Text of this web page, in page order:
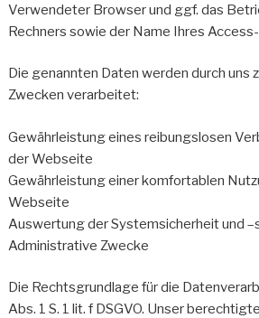
Verwendeter Browser und ggf. das
Rechners sowie der Name Ihres
Die genannten Daten werden durch uns
Zwecken verarbeitet:
Gewährleistung eines reibungslosen
der Webseite
Gewährleistung einer komfortablen
Webseite
Auswertung der Systemsicherheit und
Administrative Zwecke
Die Rechtsgrundlage für die
Abs. 1 S. 1 lit. f DSGVO. Unser